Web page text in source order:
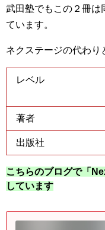
武田塾でもこの２冊は
ています。
ネクステージの代わり
レベル
著者
出版社
こちらのブログで「
しています